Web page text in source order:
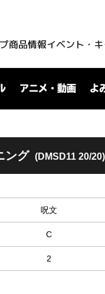
商品情報イベント・
アニメ・動画 よ
ング (DMSD11 20/20)
呪文
C
2